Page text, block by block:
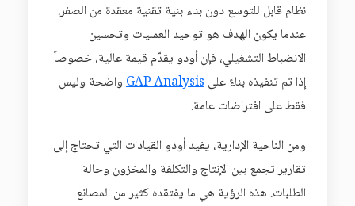
نظام قابل للتوسع دون بناء بنية تقنية معقدة من الصفر.
عندما يكون الهدف هو توحيد العمليات وتحسين
الانضباط التشغيلي، فإن أودو يقدّم قيمة عالية، خصوصاً
إذا تم تنفيذه بناءً علىGAP Analysisواضحة وليس
فقط على افتراضات عامة.
ومن الناحية الإدارية، يفيد أودو القيادات التي تحتاج إلى
تقارير تجمع بين الإنتاج والتكلفة والمخزون وحالة
الطلبات. هذه الرؤية هي ما يفتقده كثير من المصانع